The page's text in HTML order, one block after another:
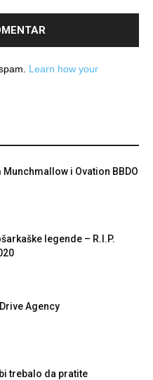
Learn how your
i Ovation BBDO
legende – R.I.P.
Agency
trebalo da pratite